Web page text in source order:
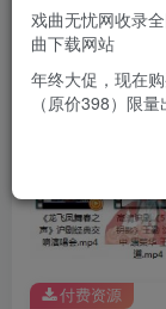
高清沪剧《红梅
高清沪剧《风流
高清沪剧《风
付费资源
戏曲无忧网收录
曲下载网站
年终大促，现在
（原价398）限